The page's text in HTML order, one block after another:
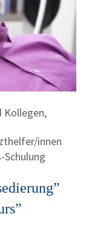
Kollegen,
innen